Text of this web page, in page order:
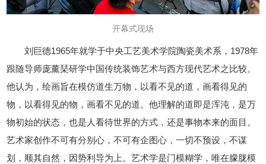
开幕式现场
刘巨德1965年就学于中央工艺美术学院陶瓷美术系，1978年
跟随导师庞薰琹研学中国传统装饰艺术与西方现代艺术之比较。
他认为，绘画旨在模仿道生万物，以看不见的道，画看得见的
物，以看得见的物，画看不见的道。他理解的道即是浑沌，是万
物初始的状态，也是人看待世界的方式，还是事物本来的面目。
艺术家创作不可有分别心，不可有企图心，一切不预设，不谋
划，顺其自然，因势利导为上。艺术学是门模糊学，唯在朦胧模